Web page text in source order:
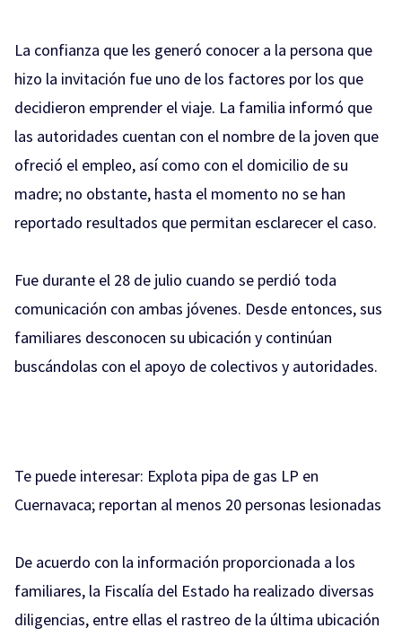
La confianza que les generó conocer a la persona que
hizo la invitación fue uno de los factores por los que
decidieron emprender el viaje. La familia informó que
las autoridades cuentan con el nombre de la joven que
ofreció el empleo, así como con el domicilio de su
madre; no obstante, hasta el momento no se han
reportado resultados que permitan esclarecer el caso.
Fue durante el 28 de julio cuando se perdió toda
comunicación con ambas jóvenes. Desde entonces, sus
familiares desconocen su ubicación y continúan
buscándolas con el apoyo de colectivos y autoridades.
Te puede interesar: Explota pipa de gas LP en
Cuernavaca; reportan al menos 20 personas lesionadas
De acuerdo con la información proporcionada a los
familiares, la Fiscalía del Estado ha realizado diversas
diligencias, entre ellas el rastreo de la última ubicación